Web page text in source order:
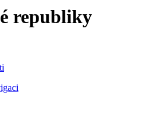
republiky